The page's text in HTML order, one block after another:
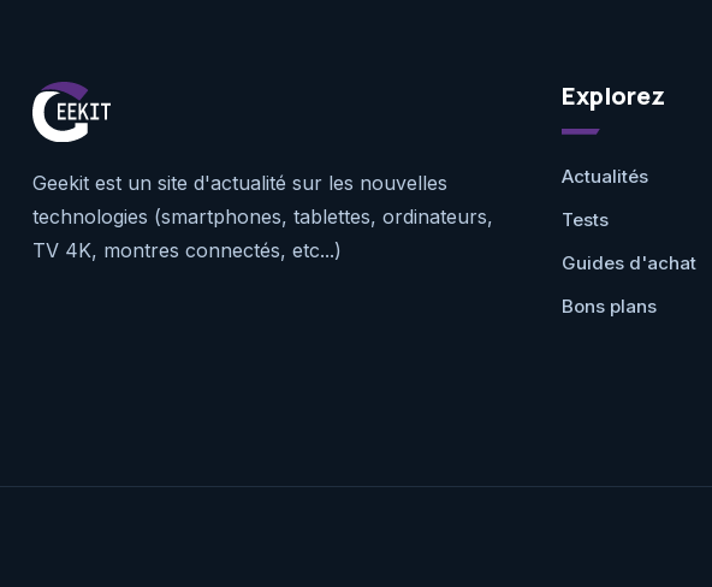
Geekit est un site d'actualité sur les nouvelles
technologies (smartphones, tablettes, ordinateurs,
TV 4K, montres connectés, etc...)
Explorez
Actualités
Tests
Guides d'achat
Bons plans